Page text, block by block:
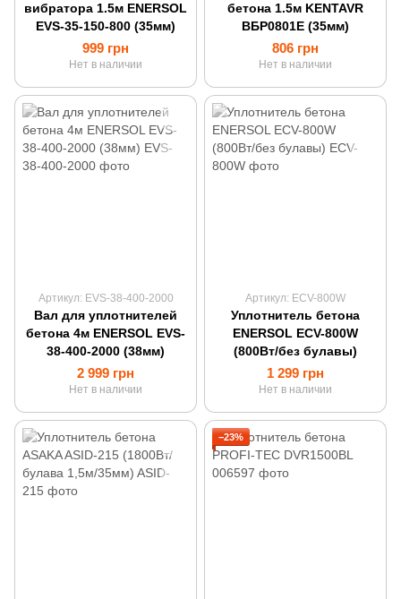
вибратора 1.5м ENERSOL
EVS-35-150-800 (35мм)
999 грн
Нет в наличии
бетона 1.5м KENTAVR
ВБР0801Е (35мм)
806 грн
Нет в наличии
Артикул: EVS-38-400-2000
Вал для уплотнителей
бетона 4м ENERSOL EVS-
38-400-2000 (38мм)
2 999 грн
Нет в наличии
Артикул: ECV-800W
Уплотнитель бетона
ENERSOL ECV-800W
(800Вт/без булавы)
1 299 грн
Нет в наличии
−23%